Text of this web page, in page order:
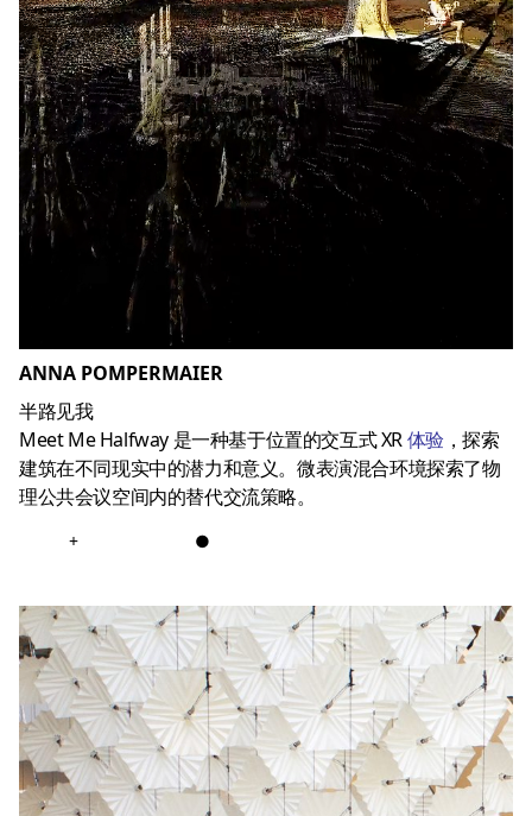
ANNA POMPERMAIER
半路见我
Meet Me Halfway 是一种基于位置的交互式 XR体验 ，探索
建筑在不同现实中的潜力和意义。微表演混合环境探索了物
理公共会议空间内的替代交流策略。
+ ●